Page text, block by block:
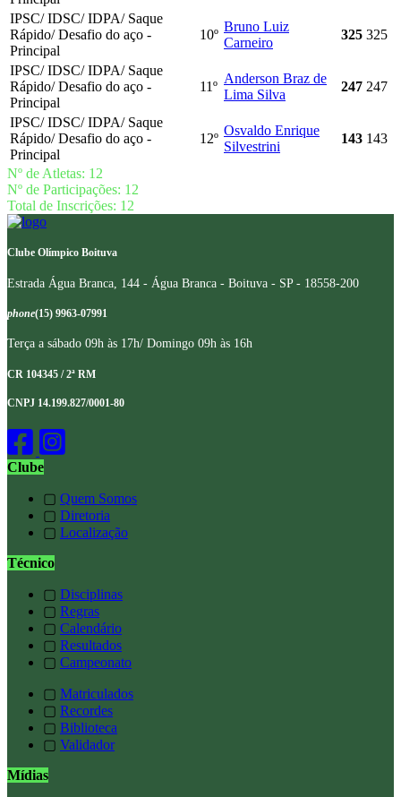
IPSC/ IDSC/ IDPA/ Saque
Rápido/ Desafio do aço -
Principal
10º
Bruno Luiz
Carneiro
325 325
IPSC/ IDSC/ IDPA/ Saque
Rápido/ Desafio do aço -
Principal
11º
Anderson Braz de
Lima Silva
247 247
IPSC/ IDSC/ IDPA/ Saque
Rápido/ Desafio do aço -
Principal
12º
Osvaldo Enrique
Silvestrini
143 143
Nº de Atletas: 12
Nº de Participações: 12
Total de Inscrições: 12
Clube Olímpico Boituva
Estrada Água Branca, 144 - Água Branca - Boituva - SP - 18558-200
phone(15) 9963-07991
Terça a sábado 09h às 17h/ Domingo 09h às 16h
CR 104345 / 2ª RM
CNPJ 14.199.827/0001-80
Clube
▢ Quem Somos
▢ Diretoria
▢ Localização
Técnico
▢ Disciplinas
▢ Regras
▢ Calendário
▢ Resultados
▢ Campeonato
▢ Matriculados
▢ Recordes
▢ Biblioteca
▢ Validador
Mídias